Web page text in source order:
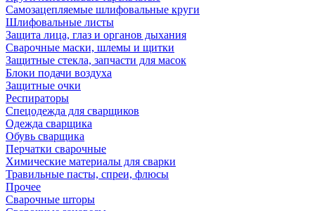
Самозацепляемые шлифовальные круги
Шлифовальные листы
Защита лица, глаз и органов дыхания
Сварочные маски, шлемы и щитки
Защитные стекла, запчасти для масок
Блоки подачи воздуха
Защитные очки
Респираторы
Спецодежда для сварщиков
Одежда сварщика
Обувь сварщика
Перчатки сварочные
Химические материалы для сварки
Травильные пасты, спреи, флюсы
Прочее
Сварочные шторы